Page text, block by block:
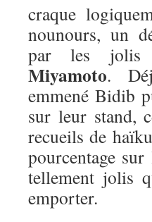
craque
nounours, un
par les jolis
Miyamoto.
emmené Bidib
sur leur stand,
recueils de
pourcentage
tellement jolis
emporter.